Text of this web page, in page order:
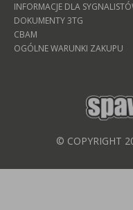
INFORMACJE DLA
DOKUMENTY 3TG
CBAM
OGÓLNE WARUNKI ZAKUPU
© COPYRIGHT